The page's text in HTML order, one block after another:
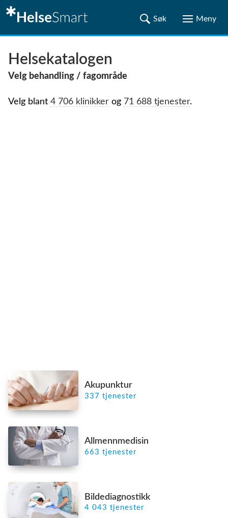
Helsekatalogen
Velg behandling / fagområde
Velg blant 4 706 klinikker og 71 688 tjenester.
Akupunktur
337 tjenester
Allmennmedisin
663 tjenester
Bildediagnostikk
4 043 tjenester